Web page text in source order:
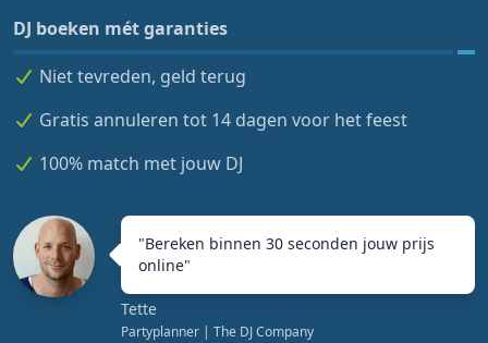
DJ boeken mét garanties
Niet tevreden, geld terug
Gratis annuleren tot 14 dagen voor het feest
100% match met jouw DJ
"Bereken binnen 30 seconden jouw prijs
online"
Tette
Partyplanner | The DJ Company